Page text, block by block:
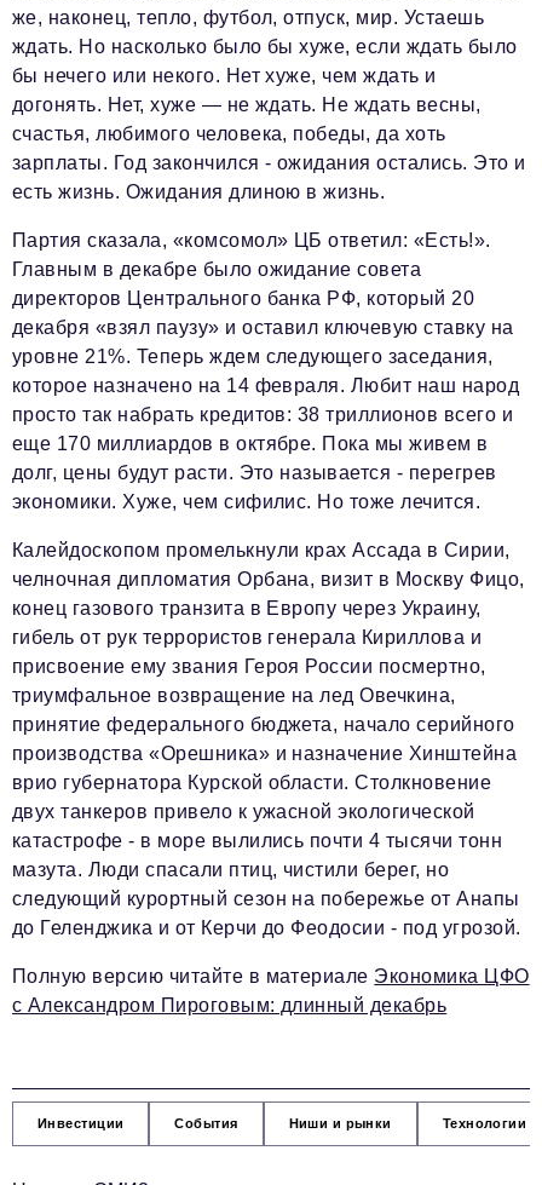
же, наконец, тепло, футбол, отпуск, мир. Устаешь
ждать. Но насколько было бы хуже, если ждать было
бы нечего или некого. Нет хуже, чем ждать и
догонять. Нет, хуже — не ждать. Не ждать весны,
счастья, любимого человека, победы, да хоть
зарплаты. Год закончился - ожидания остались. Это и
есть жизнь. Ожидания длиною в жизнь.
Партия сказала, «комсомол» ЦБ ответил: «Есть!».
Главным в декабре было ожидание совета
директоров Центрального банка РФ, который 20
декабря «взял паузу» и оставил ключевую ставку на
уровне 21%. Теперь ждем следующего заседания,
которое назначено на 14 февраля. Любит наш народ
просто так набрать кредитов: 38 триллионов всего и
еще 170 миллиардов в октябре. Пока мы живем в
долг, цены будут расти. Это называется - перегрев
экономики. Хуже, чем сифилис. Но тоже лечится.
Калейдоскопом промелькнули крах Ассада в Сирии,
челночная дипломатия Орбана, визит в Москву Фицо,
конец газового транзита в Европу через Украину,
гибель от рук террористов генерала Кириллова и
присвоение ему звания Героя России посмертно,
триумфальное возвращение на лед Овечкина,
принятие федерального бюджета, начало серийного
производства «Орешника» и назначение Хинштейна
врио губернатора Курской области. Столкновение
двух танкеров привело к ужасной экологической
катастрофе - в море вылились почти 4 тысячи тонн
мазута. Люди спасали птиц, чистили берег, но
следующий курортный сезон на побережье от Анапы
до Геленджика и от Керчи до Феодосии - под угрозой.
Полную версию читайте в материале Экономика ЦФО
с Александром Пироговым: длинный декабрь
Инвестиции События Ниши и рынки Технологии